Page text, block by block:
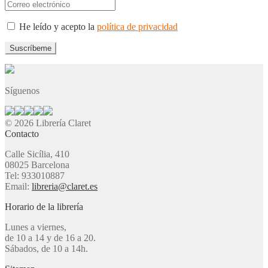
He leído y acepto la política de privacidad
Síguenos
© 2026 Librería Claret
Contacto
Calle Sicília, 410
08025 Barcelona
Tel: 933010887
Email: libreria@claret.es
Horario de la librería
Lunes a viernes,
de 10 a 14 y de 16 a 20.
Sábados, de 10 a 14h.